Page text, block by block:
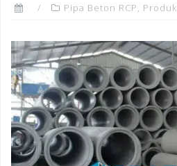
Pipa Beton RCP, Produk